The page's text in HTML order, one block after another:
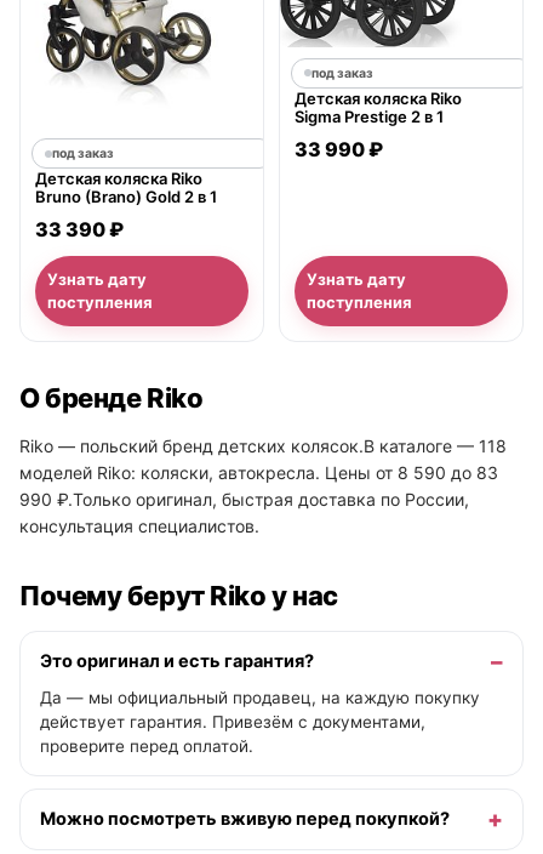
под заказ
Детская коляска Riko
Bruno (Brano) Gold 2 в 1
33 390 ₽
Узнать дату
поступления
под заказ
Детская коляска Riko
Sigma Prestige 2 в 1
33 990 ₽
Узнать дату
поступления
О бренде Riko
Riko — польский бренд детских колясок.В каталоге — 118
моделей Riko: коляски, автокресла. Цены от 8 590 до 83
990 ₽.Только оригинал, быстрая доставка по России,
консультация специалистов.
Почему берут Riko у нас
Это оригинал и есть гарантия?
Да — мы официальный продавец, на каждую покупку
действует гарантия. Привезём с документами,
проверите перед оплатой.
Можно посмотреть вживую перед покупкой?